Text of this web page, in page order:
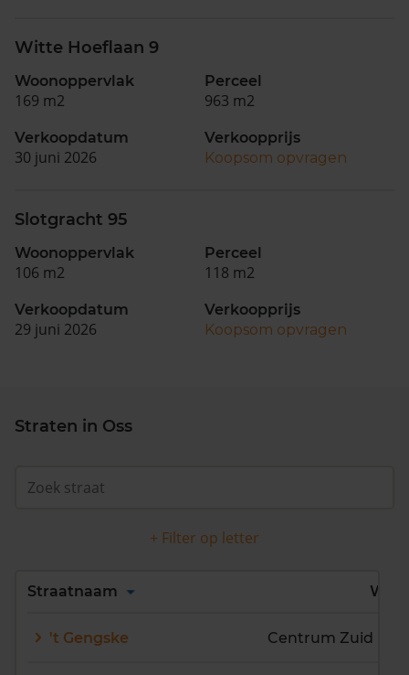
Witte Hoeflaan 9
Woonoppervlak
169 m2
Perceel
963 m2
Verkoopdatum
30 juni 2026
Verkoopprijs
Koopsom opvragen
Slotgracht 95
Woonoppervlak
106 m2
Perceel
118 m2
Verkoopdatum
29 juni 2026
Verkoopprijs
Koopsom opvragen
Straten in Oss
+ Filter op letter
Alles
Straatnaam Wijk
't Gengske Centrum Zuid